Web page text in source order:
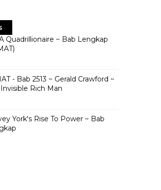
Quadrillionaire ~ Bab Lengkap
- Bab 2513 ~ Gerald Crawford ~
Rich Man
York's Rise To Power ~ Bab